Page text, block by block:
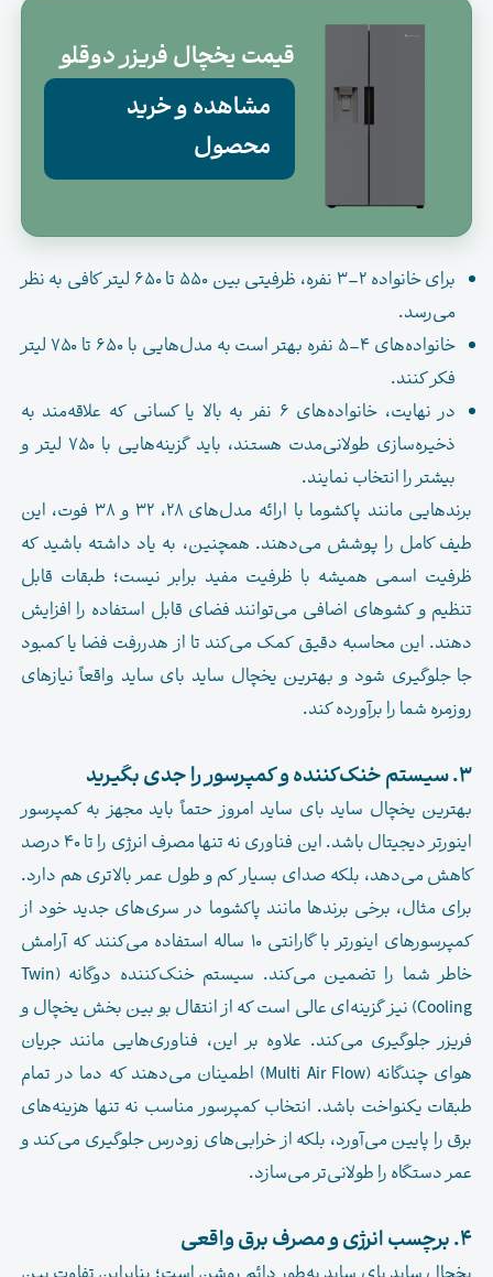
قیمت یخچال فریزر دوقلو
مشاهده و خرید
محصول
برای خانواده ۲–۳ نفره، ظرفیتی بین ۵۵۰ تا ۶۵۰ لیتر کافی به نظر
می‌رسد.
خانواده‌های ۴–۵ نفره بهتر است به مدل‌هایی با ۶۵۰ تا ۷۵۰ لیتر
فکر کنند.
در نهایت، خانواده‌های ۶ نفر به بالا یا کسانی که علاقه‌مند به
ذخیره‌سازی طولانی‌مدت هستند، باید گزینه‌هایی با ۷۵۰ لیتر و
بیشتر را انتخاب نمایند.
برندهایی مانند پاکشوما با ارائه مدل‌های ۲۸، ۳۲ و ۳۸ فوت، این
طیف کامل را پوشش می‌دهند. همچنین، به یاد داشته باشید که
ظرفیت اسمی همیشه با ظرفیت مفید برابر نیست؛ طبقات قابل
تنظیم و کشوهای اضافی می‌توانند فضای قابل استفاده را افزایش
دهند. این محاسبه دقیق کمک می‌کند تا از هدررفت فضا یا کمبود
جا جلوگیری شود و بهترین یخچال ساید بای ساید واقعاً نیازهای
روزمره شما را برآورده کند.
۳. سیستم خنک‌کننده و کمپرسور را جدی بگیرید
بهترین یخچال ساید بای ساید امروز حتماً باید مجهز به کمپرسور
اینورتر دیجیتال باشد. این فناوری نه تنها مصرف انرژی را تا ۴۰ درصد
کاهش می‌دهد، بلکه صدای بسیار کم و طول عمر بالاتری هم دارد.
برای مثال، برخی برندها مانند پاکشوما در سری‌های جدید خود از
کمپرسورهای اینورتر با گارانتی ۱۰ ساله استفاده می‌کنند که آرامش
خاطر شما را تضمین می‌کند. سیستم خنک‌کننده دوگانه (Twin
Cooling) نیز گزینه‌ای عالی است که از انتقال بو بین بخش یخچال و
فریزر جلوگیری می‌کند. علاوه بر این، فناوری‌هایی مانند جریان
هوای چندگانه (Multi Air Flow) اطمینان می‌دهند که دما در تمام
طبقات یکنواخت باشد. انتخاب کمپرسور مناسب نه تنها هزینه‌های
برق را پایین می‌آورد، بلکه از خرابی‌های زودرس جلوگیری می‌کند و
عمر دستگاه را طولانی‌تر می‌سازد.
۴. برچسب انرژی و مصرف برق واقعی